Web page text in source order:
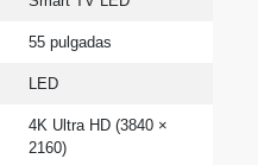
55 pulgadas
LED
4K Ultra HD (3840 ×
2160)